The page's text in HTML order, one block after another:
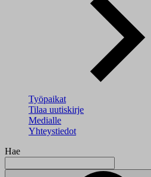
Työpaikat
Tilaa uutiskirje
Medialle
Yhteystiedot
Hae